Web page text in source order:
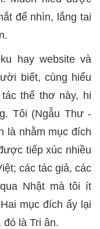
để nhìn, lắng tai
hay website và
biết, cùng hiểu
thể thơ này, hi
Tôi (Ngẫu Thư -
là nhằm mục đích
tiếp xúc nhiều
các tác giả, các
Nhật mà tôi ít
mục đích ấy lại
là Tri ân.